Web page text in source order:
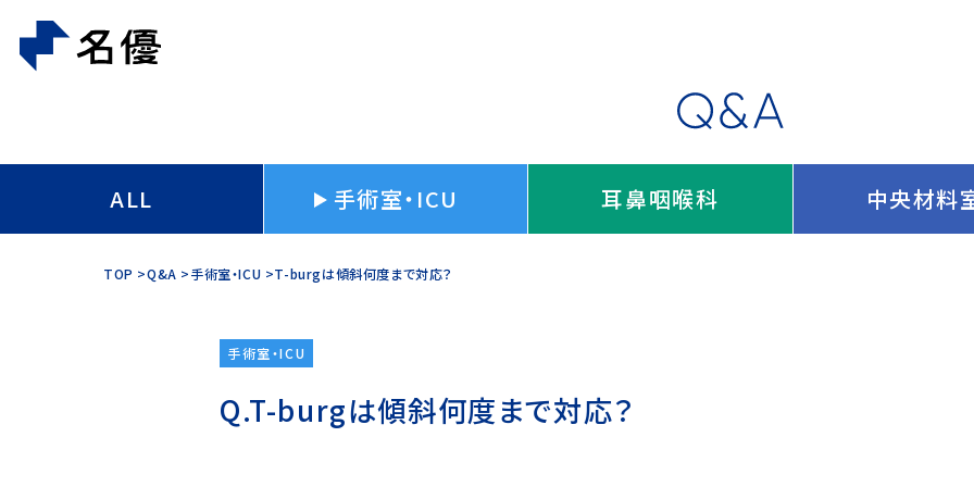
ALL 手術室・ICU 耳鼻咽喉科 中央材料
TOP Q&A 手術室・ICU T-burgは傾斜何度まで対応？
手術室・ICU
T-burgは傾斜何度まで対応？